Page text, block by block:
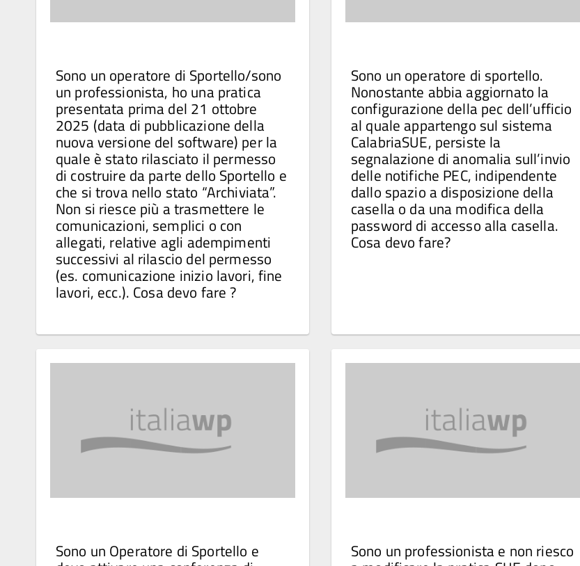
Sono un operatore di Sportello/sono
un professionista, ho una pratica
presentata prima del 21 ottobre
2025 (data di pubblicazione della
nuova versione del software) per la
quale è stato rilasciato il permesso
di costruire da parte dello Sportello e
che si trova nello stato “Archiviata”.
Non si riesce più a trasmettere le
comunicazioni, semplici o con
allegati, relative agli adempimenti
successivi al rilascio del permesso
(es. comunicazione inizio lavori, fine
lavori, ecc.). Cosa devo fare ?
Sono un operatore di sportello.
Nonostante abbia aggiornato la
configurazione della pec dell’ufficio
al quale appartengo sul sistema
CalabriaSUE, persiste la
segnalazione di anomalia sull’invio
delle notifiche PEC, indipendente
dallo spazio a disposizione della
casella o da una modifica della
password di accesso alla casella.
Cosa devo fare?
Sono un Operatore di Sportello e Sono un professionista e non riesco